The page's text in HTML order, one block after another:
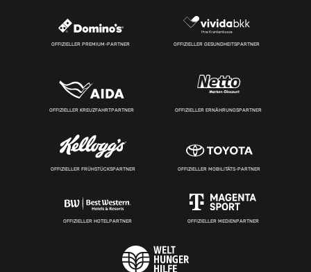
OFFIZIELLER PREMIUM-PARTNER OFFIZIELLER GESUNDHEITSPARTNER
OFFIZIELLER KREUZFAHRTPARTNER OFFIZIELLER ERNÄHRUNGSPARTNER
OFFIZIELLER FRÜHSTÜCKSPARTNER OFFIZIELLER MOBILITÄTS-PARTNER
OFFIZIELLER HOTELPARTNER OFFIZIELLER MEDIENPARTNER